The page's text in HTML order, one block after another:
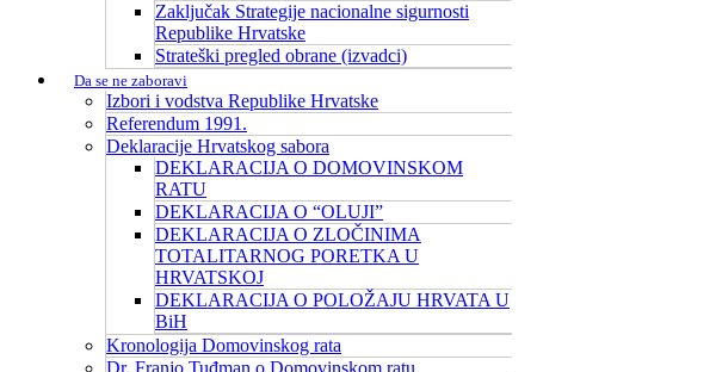
Zaključak Strategije nacionalne sigurnosti
Republike Hrvatske
Strateški pregled obrane (izvadci)
Da se ne zaboravi
Izbori i vodstva Republike Hrvatske
Referendum 1991.
Deklaracije Hrvatskog sabora
DEKLARACIJA O DOMOVINSKOM
RATU
DEKLARACIJA O “OLUJI”
DEKLARACIJA O ZLOČINIMA
TOTALITARNOG PORETKA U
HRVATSKOJ
DEKLARACIJA O POLOŽAJU HRVATA U
BiH
Kronologija Domovinskog rata
Dr. Franjo Tuđman o Domovinskom ratu